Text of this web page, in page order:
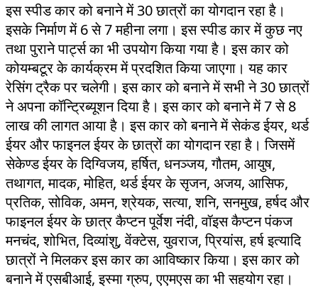
इस स्पीड कार को बनाने में 30 छात्रों का योगदान रहा है।
इसके निर्माण में 6 से 7 महीना लगा। इस स्पीड कार में कुछ नए
तथा पुराने पार्ट्स का भी उपयोग किया गया है। इस कार को
कोयम्बटूर के कार्यक्रम में प्रदशित किया जाएगा। यह कार
रेसिंग ट्रैक पर चलेगी। इस कार को बनाने में सभी ने 30 छात्रों
ने अपना कॉन्ट्रिब्यूशन दिया है। इस कार को बनाने में 7 से 8
लाख की लागत आया है। इस कार को बनाने में सेकंड ईयर, थर्ड
ईयर और फाइनल ईयर के छात्रों का योगदान रहा है। जिसमें
सेकेण्ड ईयर के दिग्विजय, हर्षित, धनञ्जय, गौतम, आयुष,
तथागत, मादक, मोहित, थर्ड ईयर के सृजन, अजय, आसिफ,
प्रतिक, सोविक, अमन, श्रेयक, सत्या, शनि, सनमुख, हर्षद और
फाइनल ईयर के छात्र कैप्टन पूर्वेश नंदी, वॉइस कैप्टन पंकज
मनचंद, शोभित, दिव्यांशु, वेंक्टेस, युवराज, प्रियांस, हर्ष इत्यादि
छात्रों ने मिलकर इस कार का आविष्कार किया। इस कार को
बनाने में एसबीआई, इस्मा ग्रुप, एएमएस का भी सहयोग रहा।